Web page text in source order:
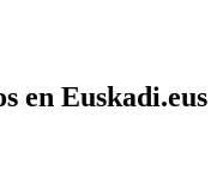
en Euskadi.eus